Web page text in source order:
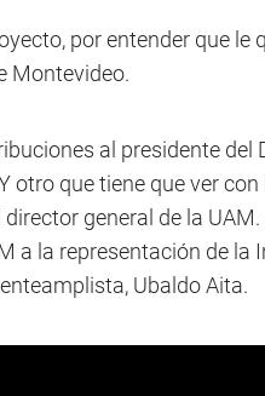
por entender que le
Montevideo.
al presidente del
otro que tiene que ver
general de la
a la representación de la
Ubaldo Aita.